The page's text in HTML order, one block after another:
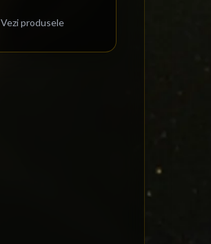
Vezi produsele